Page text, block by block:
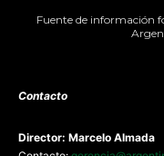
Fuente de información
Contacto
Director: Marcelo Almada